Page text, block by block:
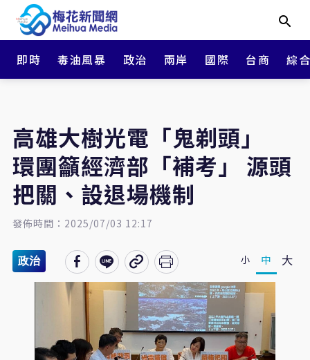
即時 毒油風暴 政治 兩岸 國際 台商 綜
高雄大樹光電「鬼剃頭」
環團籲經濟部「補考」 源頭
把關、設退場機制
發佈時間：2025/07/03 12:17
政治 小 中 大